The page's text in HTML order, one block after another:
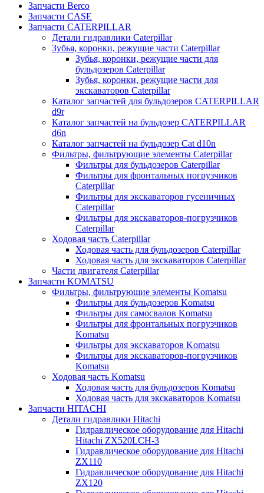
Запчасти Berco
Запчасти CASE
Запчасти CATERPILLAR
Детали гидравлики Caterpillar
Зубья, коронки, режущие части Caterpillar
Зубья, коронки, режущие части для
бульдозеров Caterpillar
Зубья, коронки, режущие части для
экскаваторов Caterpillar
Каталог запчастей для бульдозеров CATERPILLAR
d9r
Каталог запчастей на бульдозер CATERPILLAR
d6n
Каталог запчастей на бульдозер Сat d10n
Фильтры, фильтрующие элементы Caterpillar
Фильтры для бульдозеров Caterpillar
Фильтры для фронтальных погрузчиков
Caterpillar
Фильтры для экскаваторов гусеничных
Caterpillar
Фильтры для экскаваторов-погрузчиков
Caterpillar
Ходовая часть Caterpillar
Ходовая часть для бульдозеров Caterpillar
Ходовая часть для экскаваторов Caterpillar
Части двигателя Caterpillar
Запчасти KOMATSU
Фильтры, фильтрующие элементы Komatsu
Фильтры для бульдозеров Komatsu
Фильтры для самосвалов Komatsu
Фильтры для фронтальных погрузчиков
Komatsu
Фильтры для экскаваторов Komatsu
Фильтры для экскаваторов-погрузчиков
Komatsu
Ходовая часть Komatsu
Ходовая часть для бульдозеров Komatsu
Ходовая часть для экскаваторов Komatsu
Запчасти HITACHI
Детали гидравлики Hitachi
Гидравлическое оборудование для Hitachi
Hitachi ZX520LCH-3
Гидравлическое оборудование для Hitachi
ZX110
Гидравлическое оборудование для Hitachi
ZX120